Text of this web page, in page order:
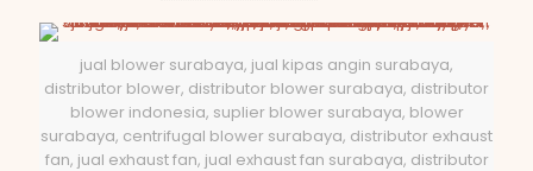
jual blower surabaya, jual kipas angin surabaya,
distributor blower, distributor blower surabaya, distributor
blower indonesia, suplier blower surabaya, blower
surabaya, centrifugal blower surabaya, distributor exhaust
fan, jual exhaust fan, jual exhaust fan surabaya, distributor